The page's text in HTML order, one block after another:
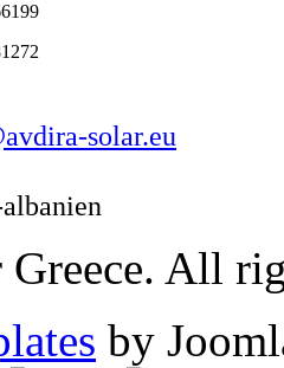
solar.eu
All
by